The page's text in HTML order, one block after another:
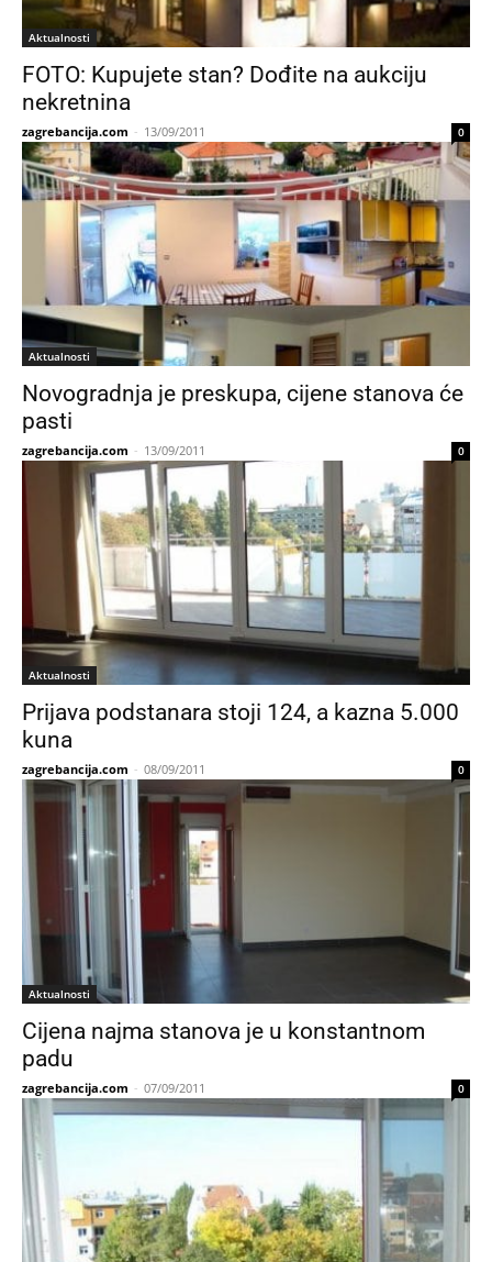
Aktualnosti
FOTO: Kupujete stan? Dođite na aukciju
nekretnina
zagrebancija.com - 13/09/2011 0
Aktualnosti
Novogradnja je preskupa, cijene stanova će
pasti
zagrebancija.com - 13/09/2011 0
Aktualnosti
Prijava podstanara stoji 124, a kazna 5.000
kuna
zagrebancija.com - 08/09/2011 0
Aktualnosti
Cijena najma stanova je u konstantnom
padu
zagrebancija.com - 07/09/2011 0